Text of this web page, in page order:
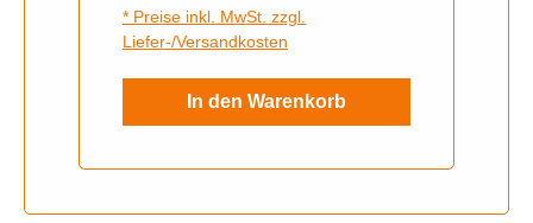
* Preise inkl. MwSt. zzgl.
Liefer-/Versandkosten
In den Warenkorb